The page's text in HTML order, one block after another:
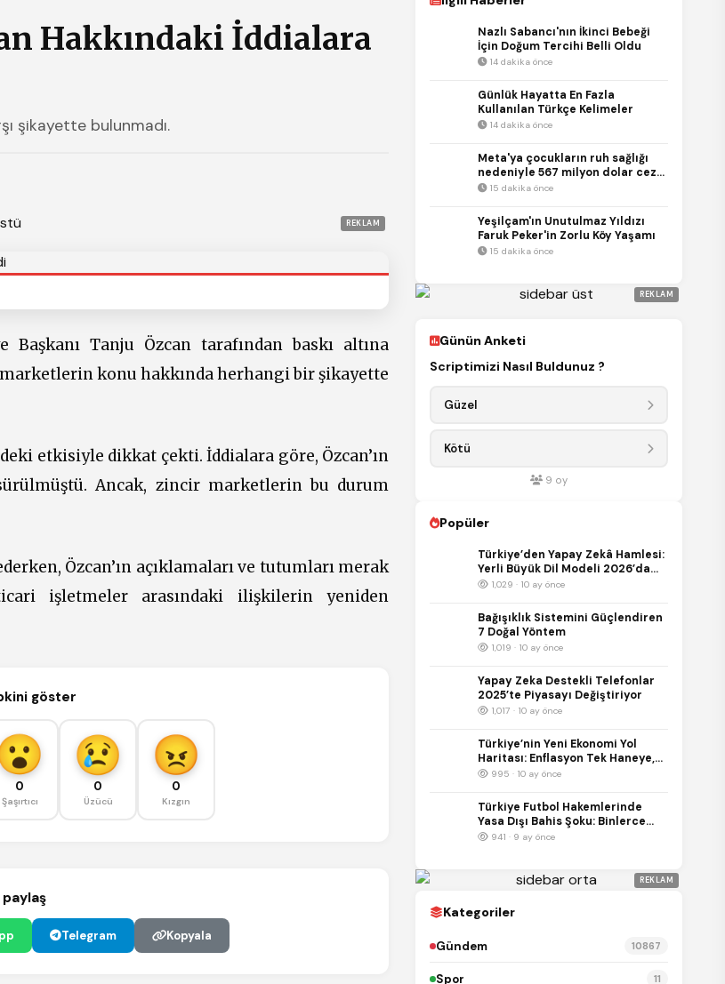
Hakkındaki İddialara
şikayette bulunmadı.
REKLAM
Tanju Özcan tarafından baskı altına
konu hakkında herhangi bir şikayette
etkisiyle dikkat çekti. İddialara göre, Özcan’ın
Ancak, zincir marketlerin bu durum
Özcan’ın açıklamaları ve tutumları merak
işletmeler arasındaki ilişkilerin yeniden
göster
0
Şaşırtıcı
0
Üzücü
0
Kızgın
Telegram Kopyala
Nazlı Sabancı'nın İkinci Bebeği
İçin Doğum Tercihi Belli Oldu
14 dakika önce
Günlük Hayatta En Fazla
Kullanılan Türkçe Kelimeler
14 dakika önce
Meta'ya çocukların ruh sağlığı
nedeniyle 567 milyon dolar ceza
verildi
15 dakika önce
Yeşilçam'ın Unutulmaz Yıldızı
Faruk Peker'in Zorlu Köy Yaşamı
15 dakika önce
REKLAM
Günün Anketi
Scriptimizi Nasıl Buldunuz ?
Güzel
Kötü
9 oy
Popüler
Türkiye’den Yapay Zekâ Hamlesi:
Yerli Büyük Dil Modeli 2026’da
Kullanıma Sunulacak
1,029 · 10 ay önce
Bağışıklık Sistemini Güçlendiren
7 Doğal Yöntem
1,019 · 10 ay önce
Yapay Zeka Destekli Telefonlar
2025’te Piyasayı Değiştiriyor
1,017 · 10 ay önce
Türkiye’nin Yeni Ekonomi Yol
Haritası: Enflasyon Tek Haneye,
Büyüme %5’e Hedefleniyor
995 · 10 ay önce
Türkiye Futbol Hakemlerinde
Yasa Dışı Bahis Şoku: Binlerce
Bahis Kaydı İnceleniyor
941 · 9 ay önce
REKLAM
Kategoriler
Gündem 10867
Spor 11